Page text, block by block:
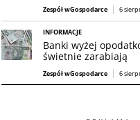
Zespół wGospodarce 6
INFORMACJE
Banki wyżej
świetnie zarabiają
Zespół wGospodarce 6